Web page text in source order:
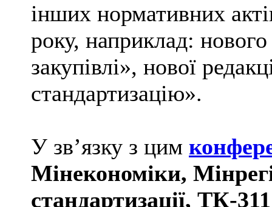
інших нормативних
року, наприклад:
закупівлі», нової
стандартизацію».
У зв’язку з цим
Мінекономіки,
стандартизації, ТК-